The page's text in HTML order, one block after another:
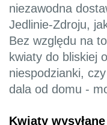
niezawodna
Jedlinie-Zdroju,
Bez względu na
kwiaty do bliskiej
niespodzianki,
dala od domu -
Kwiaty